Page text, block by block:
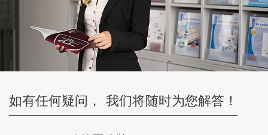
如有任何疑问， 我们将随时为您解答！